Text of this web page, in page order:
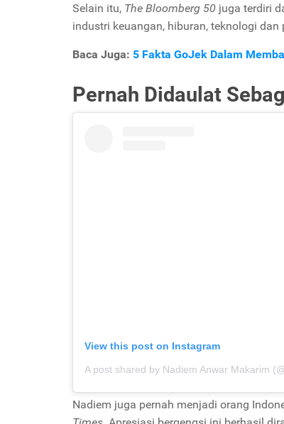
Selain itu, The Bloomberg 50 juga terdiri
industri keuangan, hiburan, teknologi
Baca Juga: 5 Fakta GoJek Dalam
Pernah Didaulat
View this post on Instagram
A post shared by Nadiem Anwar Makarim
Nadiem juga pernah menjadi orang